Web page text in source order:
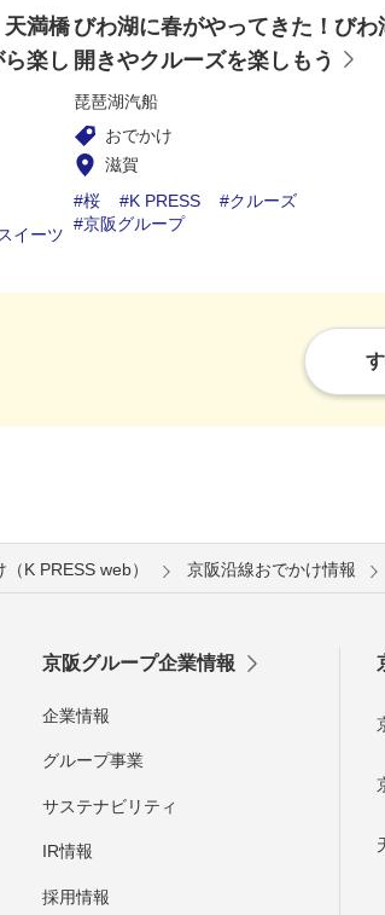
満橋
楽し
イーツ
びわ湖に春がやってきた！びわ
開きやクルーズを楽しもう
琵琶湖汽船
おでかけ
滋賀
桜
K PRESS
クルーズ
京阪グループ
K PRESS web） 京阪沿線おでかけ情報
京阪グループ企業情報
企業情報
グループ事業
サステナビリティ
IR情報
採用情報